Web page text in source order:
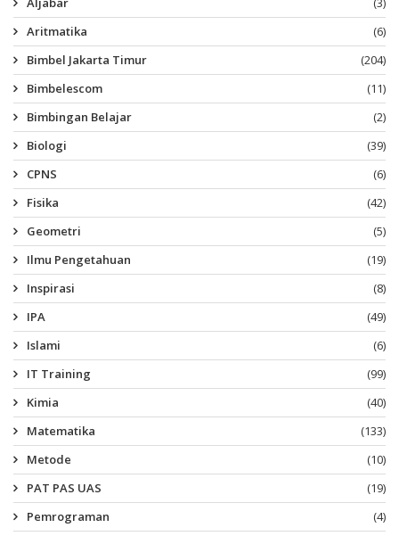
Aritmatika
(6)
Bimbel Jakarta Timur
(204)
Bimbelescom
(11)
Bimbingan Belajar
(2)
Biologi
(39)
CPNS
(6)
Fisika
(42)
Geometri
(5)
Ilmu Pengetahuan
(19)
Inspirasi
(8)
IPA
(49)
Islami
(6)
IT Training
(99)
Kimia
(40)
Matematika
(133)
Metode
(10)
PAT PAS UAS
(19)
Pemrograman
(4)